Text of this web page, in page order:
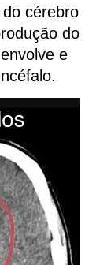
cérebro
do
e